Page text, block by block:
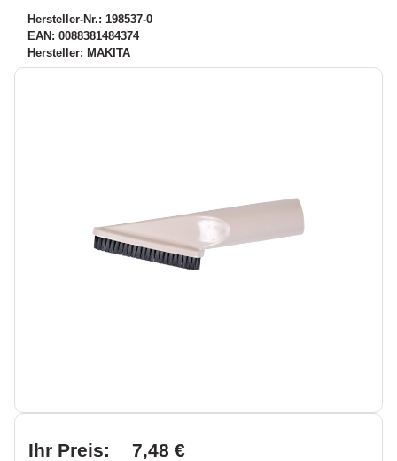
Hersteller-Nr.: 198537-0
EAN: 0088381484374
Hersteller: MAKITA
Ihr Preis: 7,48 €